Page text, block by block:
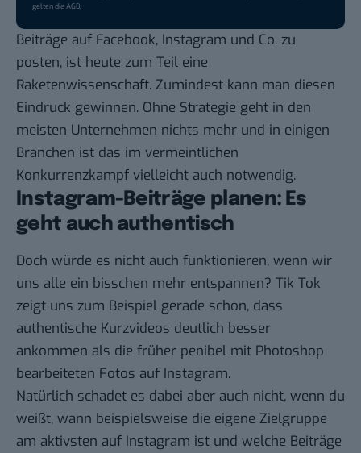
gelten dieAGB.
Beiträge auf Facebook, Instagram und Co. zu
posten, ist heute zum Teil eine
Raketenwissenschaft. Zumindest kann man diesen
Eindruck gewinnen. Ohne Strategie geht in den
meisten Unternehmen nichts mehr und in einigen
Branchen ist das im vermeintlichen
Konkurrenzkampf vielleicht auch notwendig.
Instagram-Beiträge planen: Es
geht auch authentisch
Doch würde es nicht auch funktionieren, wenn wir
uns alle ein bisschen mehr entspannen? Tik Tok
zeigt uns zum Beispiel gerade schon, dass
authentische Kurzvideos deutlich besser
ankommen als die früher penibel mit Photoshop
bearbeiteten Fotos auf Instagram.
Natürlich schadet es dabei aber auch nicht, wenn du
weißt, wann beispielsweise die eigene Zielgruppe
am aktivsten auf Instagram ist und welche Beiträge